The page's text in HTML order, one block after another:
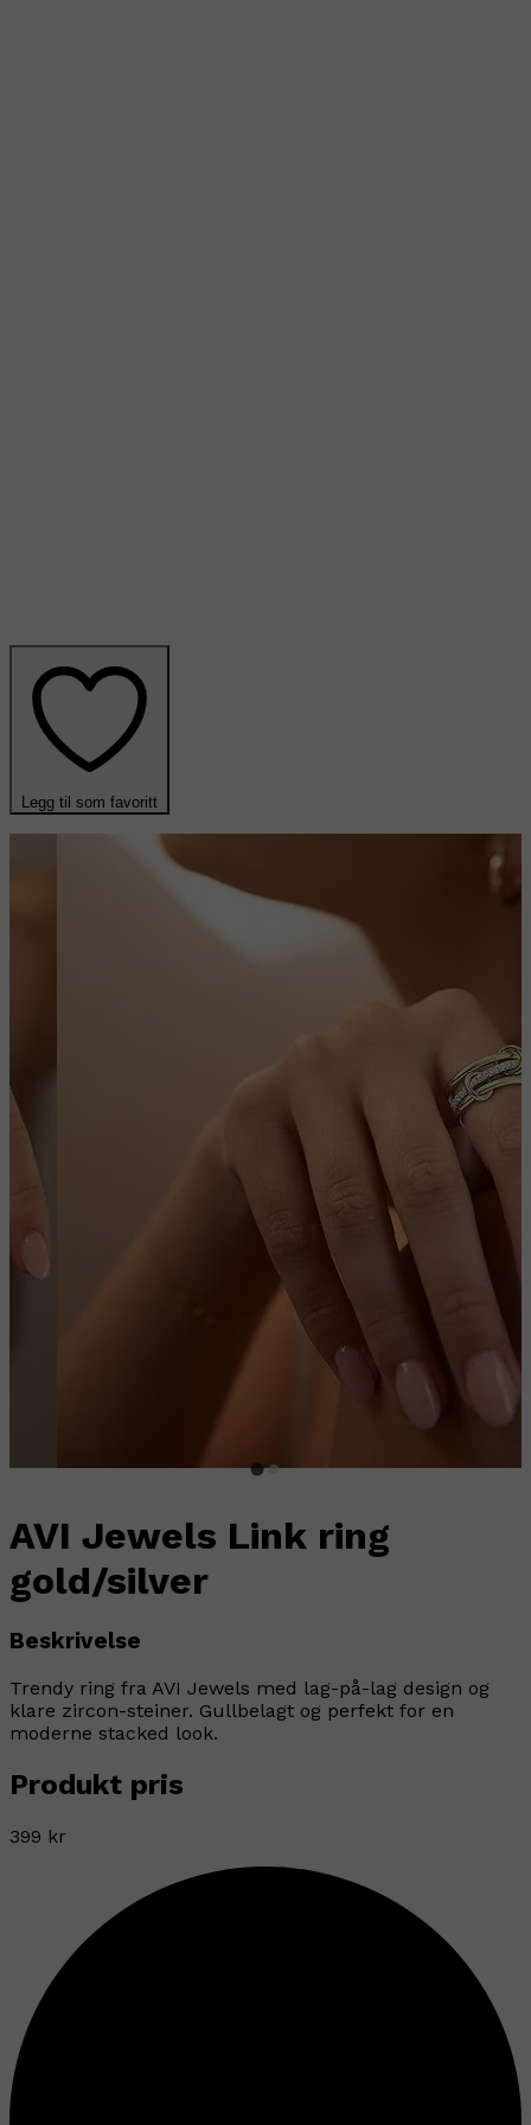
Legg til som favoritt
AVI Jewels Link ring
gold/silver
Beskrivelse
Trendy ring fra AVI Jewels med lag-på-lag design og
klare zircon-steiner. Gullbelagt og perfekt for en
moderne stacked look.
Produkt pris
399 kr